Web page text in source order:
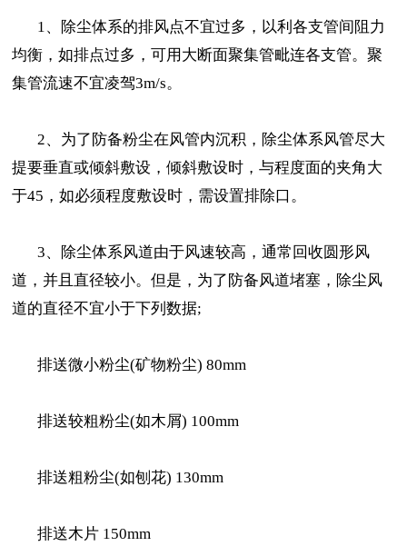
1、除尘体系的排风点不宜过多，以利各支管间阻力
均衡，如排点过多，可用大断面聚集管毗连各支管。聚
集管流速不宜凌驾3m/s。
2、为了防备粉尘在风管内沉积，除尘体系风管尽大
提要垂直或倾斜敷设，倾斜敷设时，与程度面的夹角大
于45，如必须程度敷设时，需设置排除口。
3、除尘体系风道由于风速较高，通常回收圆形风
道，并且直径较小。但是，为了防备风道堵塞，除尘风
道的直径不宜小于下列数据;
排送微小粉尘(矿物粉尘) 80mm
排送较粗粉尘(如木屑) 100mm
排送粗粉尘(如刨花) 130mm
排送木片 150mm